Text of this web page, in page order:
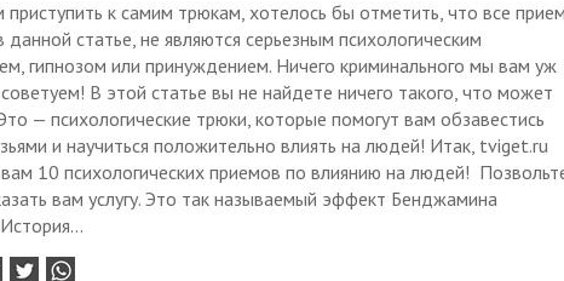
к самим трюкам, хотелось бы отметить, что все
данной статье, не являются серьезным психологическим
гипнозом или принуждением. Ничего криминального мы вам уж
В этой статье вы не найдете ничего такого, что может
— психологические трюки, которые помогут вам обзавестись
и научиться положительно влиять на людей! Итак, tviget.ru
10 психологических приемов по влиянию на людей!
вам услугу. Это так называемый эффект Бенджамина